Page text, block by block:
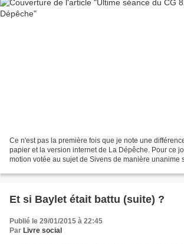
Ce n'est pas la première fois que je note une
papier et la version internet de La Dépêche. Pour ce
motion votée au sujet de Sivens de manière unanime
Et si Baylet était battu (suite) ?
Publié le 29/01/2015 à 22:45
Par Livre social